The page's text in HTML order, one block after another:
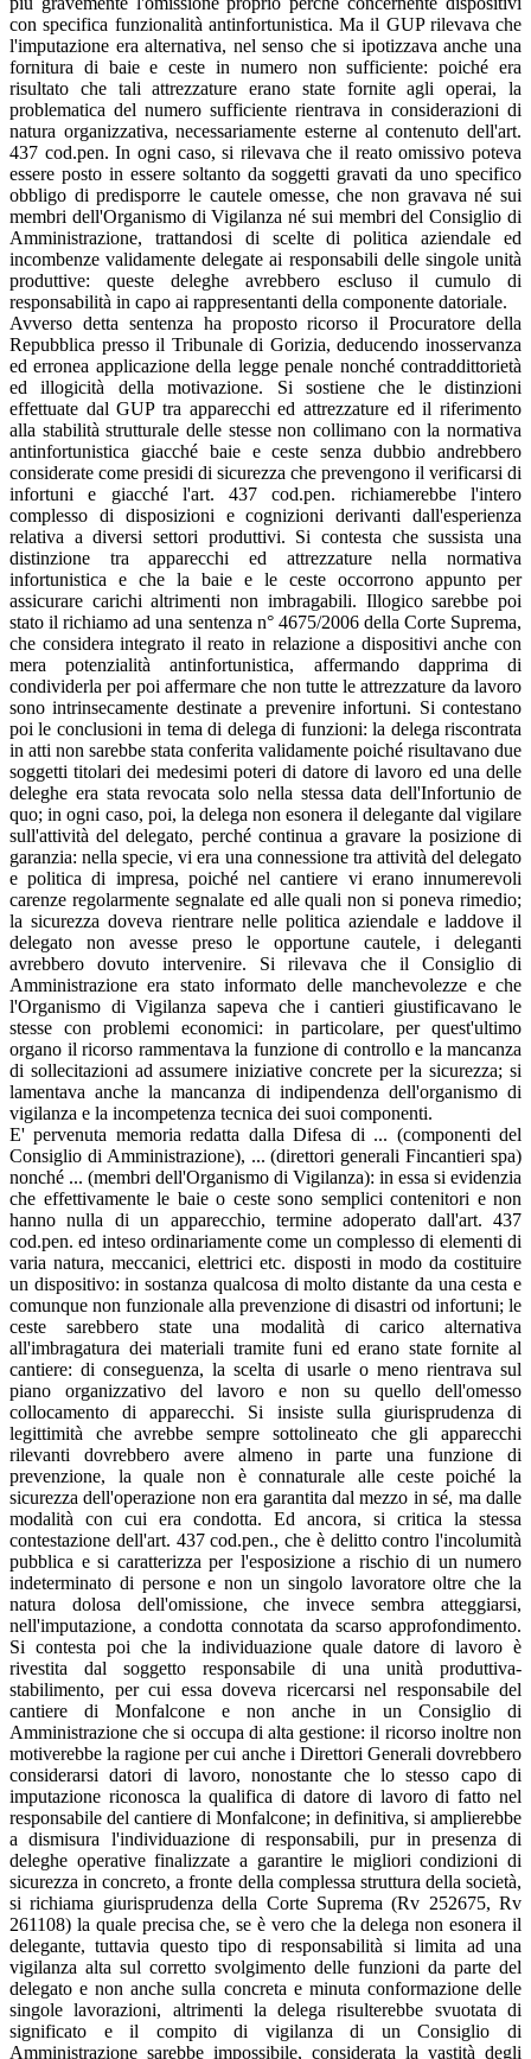
con specifica funzionalità antinfortunistica. Ma il GUP rilevava che
l'imputazione era alternativa, nel senso che si ipotizzava anche una
fornitura di baie e ceste in numero non sufficiente: poiché era
risultato che tali attrezzature erano state fornite agli operai, la
problematica del numero sufficiente rientrava in considerazioni di
natura organizzativa, necessariamente esterne al contenuto dell'art.
437 cod.pen. In ogni caso, si rilevava che il reato omissivo poteva
essere posto in essere soltanto da soggetti gravati da uno specifico
obbligo di predisporre le cautele omesse, che non gravava né sui
membri dell'Organismo di Vigilanza né sui membri del Consiglio di
Amministrazione, trattandosi di scelte di politica aziendale ed
incombenze validamente delegate ai responsabili delle singole unità
produttive: queste deleghe avrebbero escluso il cumulo di
responsabilità in capo ai rappresentanti della componente datoriale.
Avverso detta sentenza ha proposto ricorso il Procuratore della
Repubblica presso il Tribunale di Gorizia, deducendo inosservanza
ed erronea applicazione della legge penale nonché contraddittorietà
ed illogicità della motivazione. Si sostiene che le distinzioni
effettuate dal GUP tra apparecchi ed attrezzature ed il riferimento
alla stabilità strutturale delle stesse non collimano con la normativa
antinfortunistica giacché baie e ceste senza dubbio andrebbero
considerate come presidi di sicurezza che prevengono il verificarsi di
infortuni e giacché l'art. 437 cod.pen. richiamerebbe l'intero
complesso di disposizioni e cognizioni derivanti dall'esperienza
relativa a diversi settori produttivi. Si contesta che sussista una
distinzione tra apparecchi ed attrezzature nella normativa
infortunistica e che la baie e le ceste occorrono appunto per
assicurare carichi altrimenti non imbragabili. Illogico sarebbe poi
stato il richiamo ad una sentenza n° 4675/2006 della Corte Suprema,
che considera integrato il reato in relazione a dispositivi anche con
mera potenzialità antinfortunistica, affermando dapprima di
condividerla per poi affermare che non tutte le attrezzature da lavoro
sono intrinsecamente destinate a prevenire infortuni. Si contestano
poi le conclusioni in tema di delega di funzioni: la delega riscontrata
in atti non sarebbe stata conferita validamente poiché risultavano due
soggetti titolari dei medesimi poteri di datore di lavoro ed una delle
deleghe era stata revocata solo nella stessa data dell'Infortunio de
quo; in ogni caso, poi, la delega non esonera il delegante dal vigilare
sull'attività del delegato, perché continua a gravare la posizione di
garanzia: nella specie, vi era una connessione tra attività del delegato
e politica di impresa, poiché nel cantiere vi erano innumerevoli
carenze regolarmente segnalate ed alle quali non si poneva rimedio;
la sicurezza doveva rientrare nelle politica aziendale e laddove il
delegato non avesse preso le opportune cautele, i deleganti
avrebbero dovuto intervenire. Si rilevava che il Consiglio di
Amministrazione era stato informato delle manchevolezze e che
l'Organismo di Vigilanza sapeva che i cantieri giustificavano le
stesse con problemi economici: in particolare, per quest'ultimo
organo il ricorso rammentava la funzione di controllo e la mancanza
di sollecitazioni ad assumere iniziative concrete per la sicurezza; si
lamentava anche la mancanza di indipendenza dell'organismo di
vigilanza e la incompetenza tecnica dei suoi componenti.
E' pervenuta memoria redatta dalla Difesa di ... (componenti del
Consiglio di Amministrazione), ... (direttori generali Fincantieri spa)
nonché ... (membri dell'Organismo di Vigilanza): in essa si evidenzia
che effettivamente le baie o ceste sono semplici contenitori e non
hanno nulla di un apparecchio, termine adoperato dall'art. 437
cod.pen. ed inteso ordinariamente come un complesso di elementi di
varia natura, meccanici, elettrici etc. disposti in modo da costituire
un dispositivo: in sostanza qualcosa di molto distante da una cesta e
comunque non funzionale alla prevenzione di disastri od infortuni; le
ceste sarebbero state una modalità di carico alternativa
all'imbragatura dei materiali tramite funi ed erano state fornite al
cantiere: di conseguenza, la scelta di usarle o meno rientrava sul
piano organizzativo del lavoro e non su quello dell'omesso
collocamento di apparecchi. Si insiste sulla giurisprudenza di
legittimità che avrebbe sempre sottolineato che gli apparecchi
rilevanti dovrebbero avere almeno in parte una funzione di
prevenzione, la quale non è connaturale alle ceste poiché la
sicurezza dell'operazione non era garantita dal mezzo in sé, ma dalle
modalità con cui era condotta. Ed ancora, si critica la stessa
contestazione dell'art. 437 cod.pen., che è delitto contro l'incolumità
pubblica e si caratterizza per l'esposizione a rischio di un numero
indeterminato di persone e non un singolo lavoratore oltre che la
natura dolosa dell'omissione, che invece sembra atteggiarsi,
nell'imputazione, a condotta connotata da scarso approfondimento.
Si contesta poi che la individuazione quale datore di lavoro è
rivestita dal soggetto responsabile di una unità produttiva-
stabilimento, per cui essa doveva ricercarsi nel responsabile del
cantiere di Monfalcone e non anche in un Consiglio di
Amministrazione che si occupa di alta gestione: il ricorso inoltre non
motiverebbe la ragione per cui anche i Direttori Generali dovrebbero
considerarsi datori di lavoro, nonostante che lo stesso capo di
imputazione riconosca la qualifica di datore di lavoro di fatto nel
responsabile del cantiere di Monfalcone; in definitiva, si amplierebbe
a dismisura l'individuazione di responsabili, pur in presenza di
deleghe operative finalizzate a garantire le migliori condizioni di
sicurezza in concreto, a fronte della complessa struttura della società,
si richiama giurisprudenza della Corte Suprema (Rv 252675, Rv
261108) la quale precisa che, se è vero che la delega non esonera il
delegante, tuttavia questo tipo di responsabilità si limita ad una
vigilanza alta sul corretto svolgimento delle funzioni da parte del
delegato e non anche sulla concreta e minuta conformazione delle
singole lavorazioni, altrimenti la delega risulterebbe svuotata di
significato e il compito di vigilanza di un Consiglio di
Amministrazione sarebbe impossibile, considerata la vastità degli